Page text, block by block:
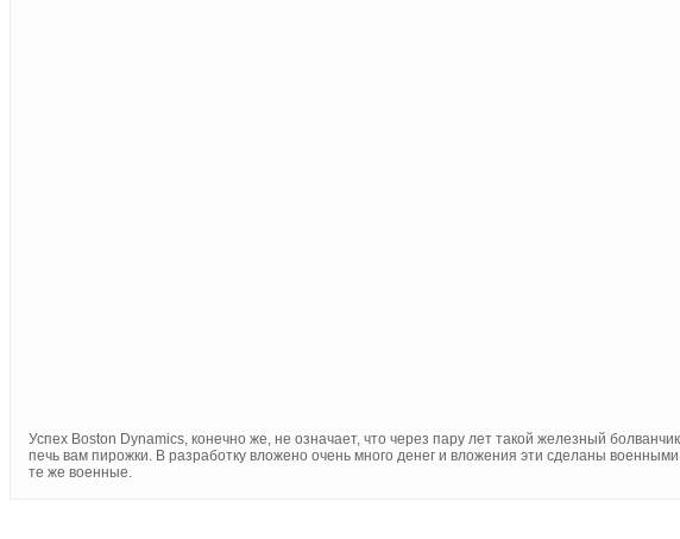
Успех Boston Dynamics, конечно же, не означает, что через пару лет такой железный
печь вам пирожки. В разработку вложено очень много денег и вложения эти сделаны
те же военные.